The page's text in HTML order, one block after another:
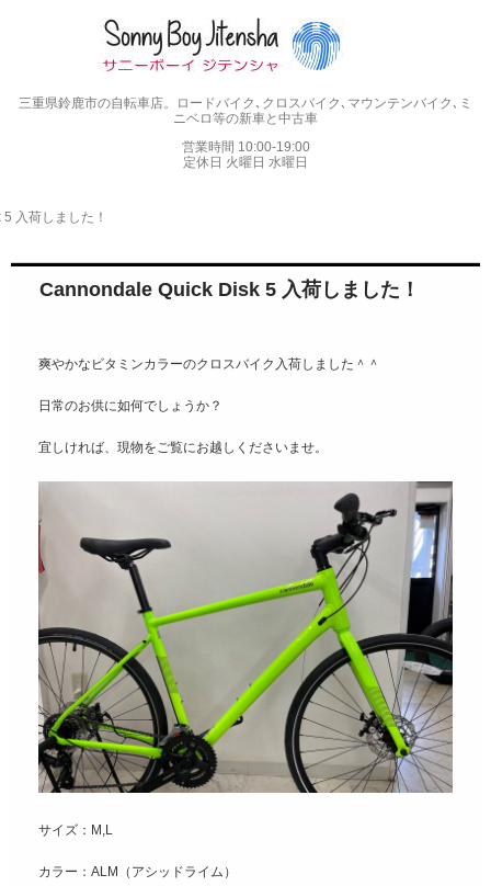
三重県鈴鹿市の自転車店。ロードバイク､クロスバイク､マウンテンバイク､ミ
ニベロ等の新車と中古車
営業時間 10:00-19:00
定休日 火曜日 水曜日
入荷しました！
Cannondale Quick Disk 5 入荷しました！
爽やかなビタミンカラーのクロスバイク入荷しました＾＾
日常のお供に如何でしょうか？
宜しければ、現物をご覧にお越しくださいませ。
サイズ：M,L
カラー：ALM（アシッドライム）